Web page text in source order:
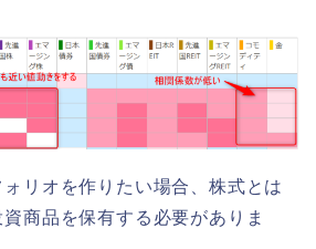
リオを作りたい場合、株式とは
商品を保有する必要がありま